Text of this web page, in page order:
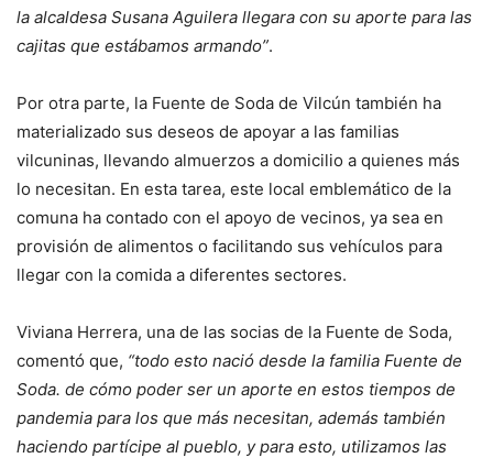
la alcaldesa Susana Aguilera llegara con su aporte para las
cajitas que estábamos armando”.
Por otra parte, la Fuente de Soda de Vilcún también ha
materializado sus deseos de apoyar a las familias
vilcuninas, llevando almuerzos a domicilio a quienes más
lo necesitan. En esta tarea, este local emblemático de la
comuna ha contado con el apoyo de vecinos, ya sea en
provisión de alimentos o facilitando sus vehículos para
llegar con la comida a diferentes sectores.
Viviana Herrera, una de las socias de la Fuente de Soda,
comentó que, “todo esto nació desde la familia Fuente de
Soda. de cómo poder ser un aporte en estos tiempos de
pandemia para los que más necesitan, además también
haciendo partícipe al pueblo, y para esto, utilizamos las